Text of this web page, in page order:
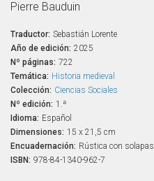
Pierre Bauduin
Traductor: Sebastián Lorente
Año de edición: 2025
Nº páginas: 722
Temática: Historia medieval
Colección: Ciencias Sociales
Nº edición: 1.ª
Idioma: Español
Dimensiones: 15 x 21,5 cm
Encuadernación: Rústica con solapas
ISBN: 978-84-1340-962-7